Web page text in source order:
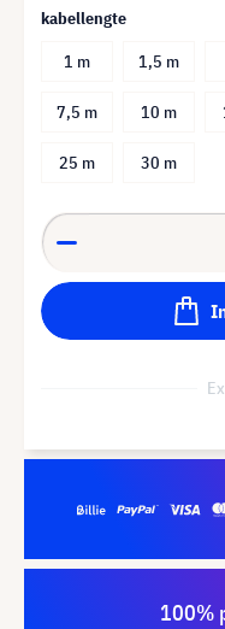
kabellengte
1 m
1,5 m
7,5 m 10 m
25 m 30 m
100%